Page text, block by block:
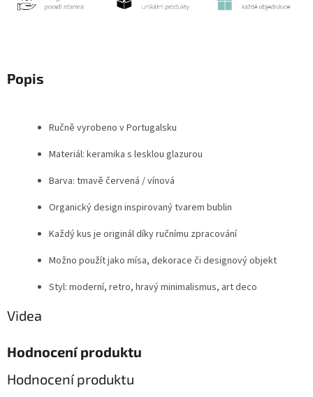
Popis
Ručně vyrobeno v Portugalsku
Materiál: keramika s lesklou glazurou
Barva: tmavě červená / vínová
Organický design inspirovaný tvarem bublin
Každý kus je originál díky ručnímu zpracování
Možno použít jako mísa, dekorace či designový objekt
Styl: moderní, retro, hravý minimalismus, art deco
Videa
Hodnocení produktu
Hodnocení produktu